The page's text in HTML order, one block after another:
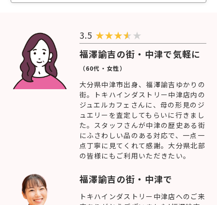
3.5 ★★★
★
福澤諭吉の街・中津で気軽に
（60代・女性）
大分県中津市出身、福澤諭吉ゆかりの
街。トキハインダストリー中津店内の
ジュエルカフェさんに、母の形見のジ
ュエリーを査定してもらいに行きまし
た。スタッフさんが中津の歴史ある街
にふさわしい品のある対応で、一点一
点丁寧に見てくれて感謝。大分県北部
の皆様にもご利用いただきたい。
福澤諭吉の街・中津で
トキハインダストリー中津店へのご来